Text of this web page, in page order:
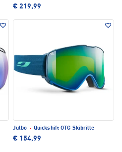
€ 219,99
Julbo · Quickshift OTG Skibrille
€ 154,99